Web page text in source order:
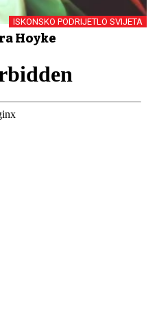
ISKONSKO PODRIJETLO SVIJETA
Hoyke